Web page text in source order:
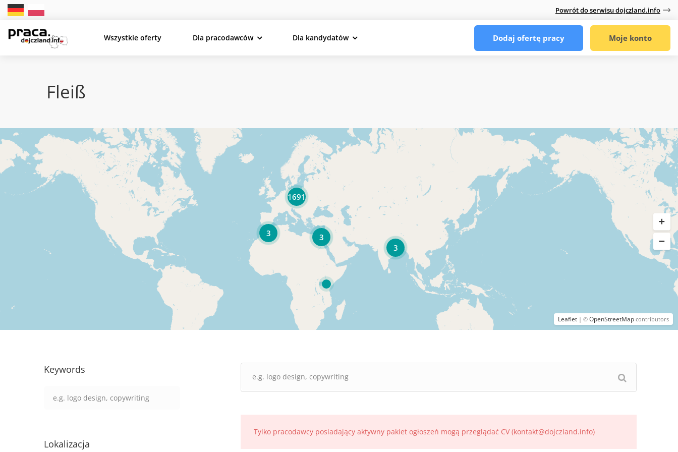
Powrót do serwisu dojczland.info
Wszystkie oferty Dla pracodawców Dla kandydatów Dodaj ofertę pracy Moje konto
Fleiß
3
3
3
1691
Leaflet | © OpenStreetMap contributors
Keywords
Lokalizacja
Tylko pracodawcy posiadający aktywny pakiet ogłoszeń mogą przeglądać CV (kontakt@dojczland.info)